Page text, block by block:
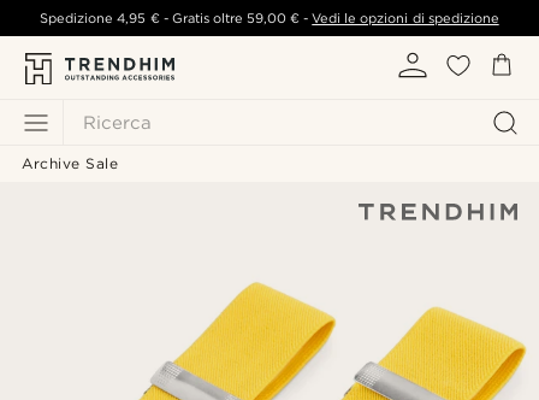
Ricerca
Spedizione4,95 €- Gratis oltre 59,00 € -Vedi le opzioni di spedizione
Archive Sale